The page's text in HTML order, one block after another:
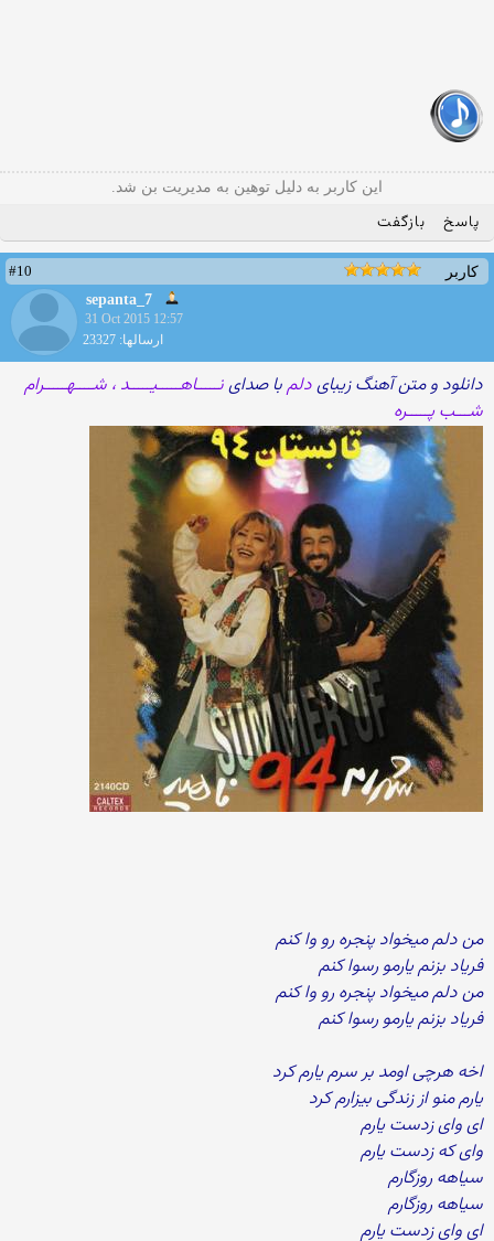
این کاربر به دلیل توهین به مدیریت بن شد.
پاسخ بازگفت
کاربر
#10
sepanta_7
31 Oct 2015 12:57
ارسالها: 23327
دانلود و متن آهنگ زیبایدلمبا صداینـــــاهـــــیـــــد ، شــــهـــــرام
شـــب پـــــره
من دلم میخواد پنجره رو وا کنم
فریاد بزنم یارمو رسوا کنم
من دلم میخواد پنجره رو وا کنم
فریاد بزنم یارمو رسوا کنم
اخه هرچی اومد بر سرم یارم کرد
یارم منو از زندگی بیزارم کرد
ای وای زدست یارم
وای که زدست یارم
سیاهه روزگارم
سیاهه روزگارم
ای وای زدست یارم